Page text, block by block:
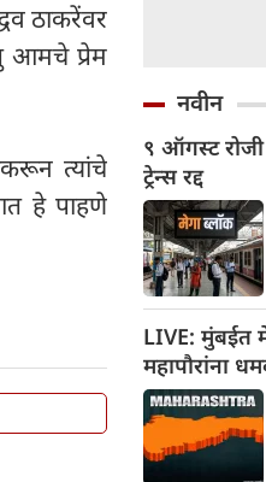
ठाकरेंवर
आमचे प्रेम
त्यांचे
हे पाहणे
नवीन
९ ऑगस्ट
ट्रेन्स रद्द
LIVE: मुंबईत मेट्रो स्कूल उडवून देण्याची
महापौरांना